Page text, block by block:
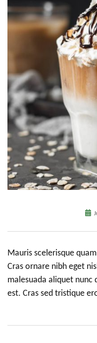
Mauris scelerisque
Cras ornare nibh eget
malesuada aliquet nunc
est. Cras sed tristique